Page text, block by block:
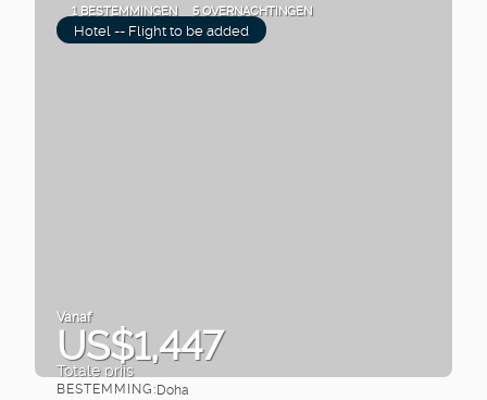
1 BESTEMMINGEN 5 OVERNACHTINGEN
Hotel -- Flight to be added
Vanaf
US$1,447
Totale prijs
BESTEMMING:Doha